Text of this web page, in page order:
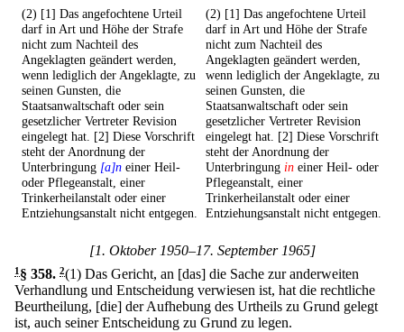
(2) [1] Das angefochtene Urteil
darf in Art und Höhe der Strafe
nicht zum Nachteil des
Angeklagten geändert werden,
wenn lediglich der Angeklagte, zu
seinen Gunsten, die
Staatsanwaltschaft oder sein
gesetzlicher Vertreter Revision
eingelegt hat. [2] Diese Vorschrift
steht der Anordnung der
Unterbringung [a]n einer Heil-
oder Pflegeanstalt, einer
Trinkerheilanstalt oder einer
Entziehungsanstalt nicht entgegen.
(2) [1] Das angefochtene Urteil
darf in Art und Höhe der Strafe
nicht zum Nachteil des
Angeklagten geändert werden,
wenn lediglich der Angeklagte, zu
seinen Gunsten, die
Staatsanwaltschaft oder sein
gesetzlicher Vertreter Revision
eingelegt hat. [2] Diese Vorschrift
steht der Anordnung der
Unterbringung in einer Heil- oder
Pflegeanstalt, einer
Trinkerheilanstalt oder einer
Entziehungsanstalt nicht entgegen.
[1. Oktober 1950–17. September 1965]
1§ 358. 2(1) Das Gericht, an [das] die Sache zur anderweiten
Verhandlung und Entscheidung verwiesen ist, hat die rechtliche
Beurtheilung, [die] der Aufhebung des Urtheils zu Grund gelegt
ist, auch seiner Entscheidung zu Grund zu legen.